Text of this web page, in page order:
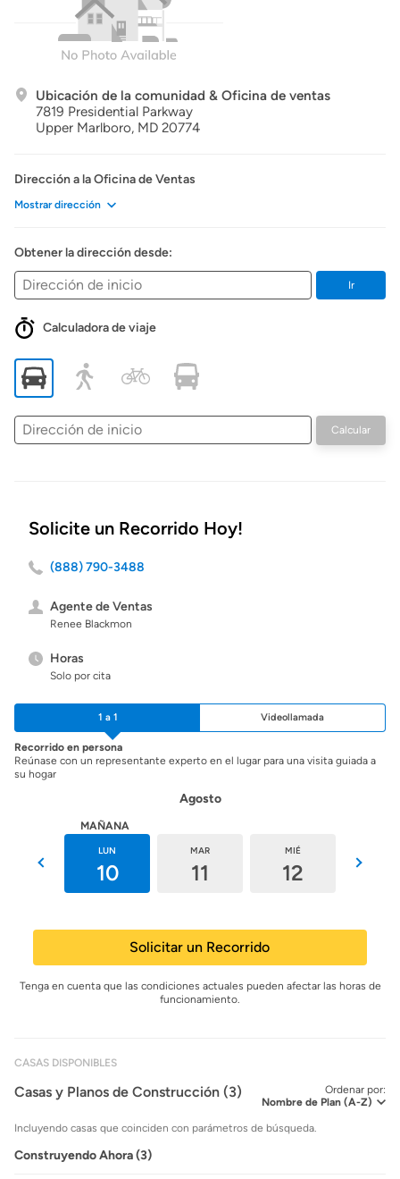
Ubicación de la comunidad & Oficina de ventas
7819 Presidential Parkway
Upper Marlboro, MD 20774
Dirección a la Oficina de Ventas
Mostrar dirección
Obtener la dirección desde:
Ir
Calculadora de viaje
Dirección
de
Calcular
Solicite un Recorrido Hoy!
(888) 790-3488
Agente de Ventas
Renee Blackmon
Horas
Solo por cita
1 a 1 Videollamada
Recorrido en persona
Reúnase con un representante experto en el lugar para una visita guiada a
su hogar
Agosto
MAÑANA
LUN
10
MAR
11
MIÉ
12
Solicitar un Recorrido
Tenga en cuenta que las condiciones actuales pueden afectar las horas de
funcionamiento.
CASAS DISPONIBLES
Ordenar por:
Casas y Planos de Construcción (3)
Incluyendo casas que coinciden con parámetros de búsqueda.
Construyendo Ahora (3)